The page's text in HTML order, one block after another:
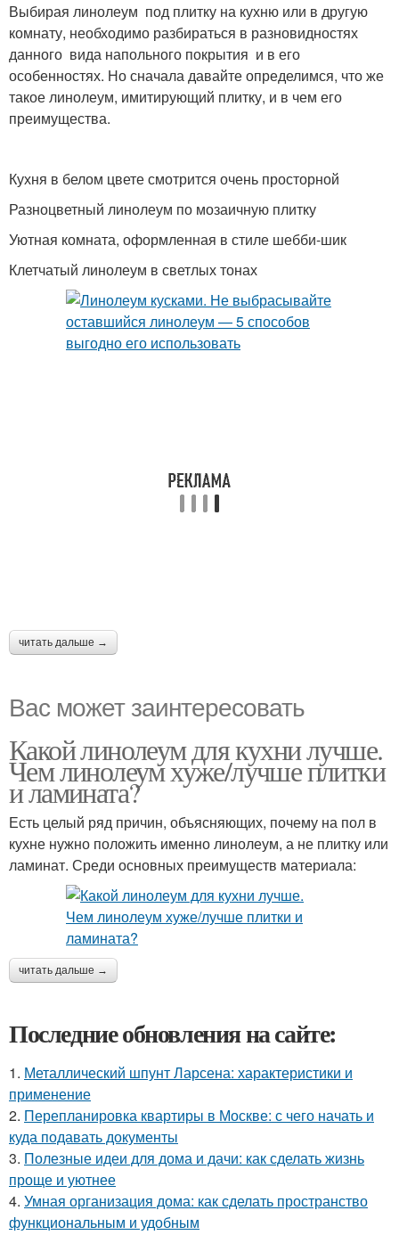
Выбирая линолеум под плитку на кухню или в другую
комнату, необходимо разбираться в разновидностях
данного вида напольного покрытия и в его
особенностях. Но сначала давайте определимся, что же
такое линолеум, имитирующий плитку, и в чем его
преимущества.
Кухня в белом цвете смотрится очень просторной
Разноцветный линолеум по мозаичную плитку
Уютная комната, оформленная в стиле шебби-шик
Клетчатый линолеум в светлых тонах
читать дальше →
Вас может заинтересовать
Какой линолеум для кухни лучше.
Чем линолеум хуже/лучше плитки
и ламината?
Есть целый ряд причин, объясняющих, почему на пол в
кухне нужно положить именно линолеум, а не плитку или
ламинат. Среди основных преимуществ материала:
читать дальше →
Последние обновления на сайте:
1. Металлический шпунт Ларсена: характеристики и
применение
2. Перепланировка квартиры в Москве: с чего начать и
куда подавать документы
3. Полезные идеи для дома и дачи: как сделать жизнь
проще и уютнее
4. Умная организация дома: как сделать пространство
функциональным и удобным